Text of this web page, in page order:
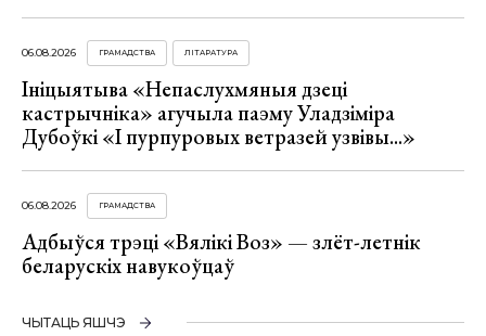
06.08.2026 ГРАМАДСТВА ЛІТАРАТУРА
Ініцыятыва «Непаслухмяныя дзеці
кастрычніка» агучыла паэму Уладзіміра
Дубоўкі «І пурпуровых ветразей узвівы...»
06.08.2026 ГРАМАДСТВА
Адбыўся трэці «Вялікі Воз» — злёт-летнік
беларускіх навукоўцаў
ЧЫТАЦЬ ЯШЧЭ